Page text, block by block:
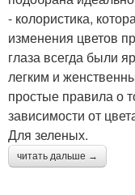
- колористика,
изменения цветов
глаза всегда были
легким и
простые правила о
зависимости от
Для зеленых.
читать дальше →